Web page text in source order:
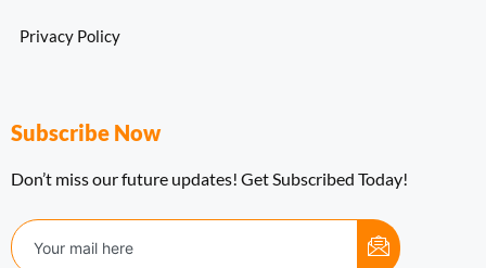
Privacy Policy
Subscribe Now
Don’t miss our future updates! Get Subscribed Today!